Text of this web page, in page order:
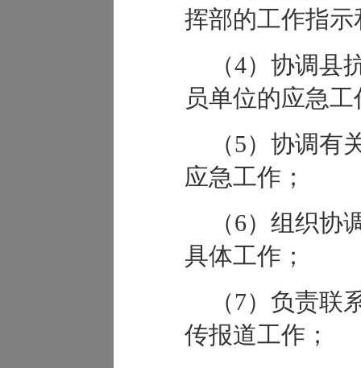
挥部的工作指示
（4）协调县
员单位的应急工
（5）协调有
应急工作；
（6）组织协
具体工作；
（7）负责联
传报道工作；